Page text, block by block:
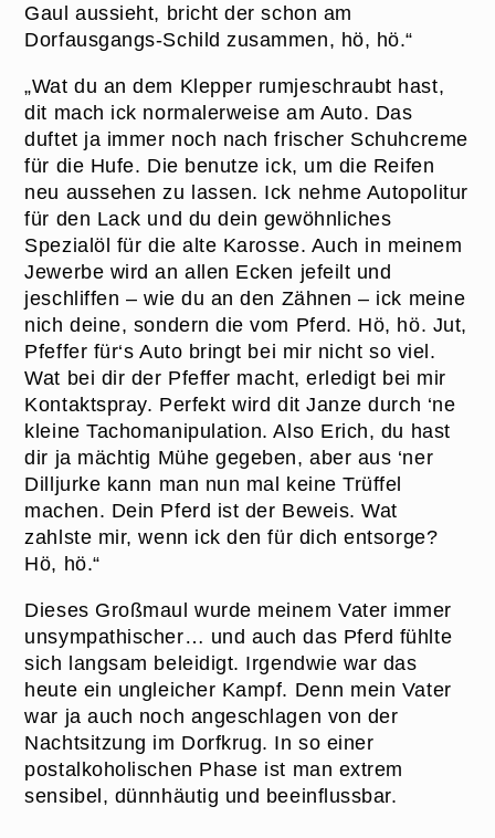
Gaul aussieht, bricht der schon am
Dorfausgangs-Schild zusammen, hö, hö.“
„Wat du an dem Klepper rumjeschraubt hast,
dit mach ick normalerweise am Auto. Das
duftet ja immer noch nach frischer Schuhcreme
für die Hufe. Die benutze ick, um die Reifen
neu aussehen zu lassen. Ick nehme Autopolitur
für den Lack und du dein gewöhnliches
Spezialöl für die alte Karosse. Auch in meinem
Jewerbe wird an allen Ecken jefeilt und
jeschliffen – wie du an den Zähnen – ick meine
nich deine, sondern die vom Pferd. Hö, hö. Jut,
Pfeffer für‘s Auto bringt bei mir nicht so viel.
Wat bei dir der Pfeffer macht, erledigt bei mir
Kontaktspray. Perfekt wird dit Janze durch ‘ne
kleine Tachomanipulation. Also Erich, du hast
dir ja mächtig Mühe gegeben, aber aus ‘ner
Dilljurke kann man nun mal keine Trüffel
machen. Dein Pferd ist der Beweis. Wat
zahlste mir, wenn ick den für dich entsorge?
Hö, hö.“
Dieses Großmaul wurde meinem Vater immer
unsympathischer… und auch das Pferd fühlte
sich langsam beleidigt. Irgendwie war das
heute ein ungleicher Kampf. Denn mein Vater
war ja auch noch angeschlagen von der
Nachtsitzung im Dorfkrug. In so einer
postalkoholischen Phase ist man extrem
sensibel, dünnhäutig und beeinflussbar.